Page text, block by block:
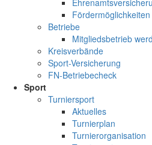
Fördermöglichkeiten
Betriebe
Mitgliedsbetrieb
Kreisverbände
Sport-Versicherung
FN-Betriebecheck
Sport
Turniersport
Aktuelles
Turnierplan
Turnierorganisation